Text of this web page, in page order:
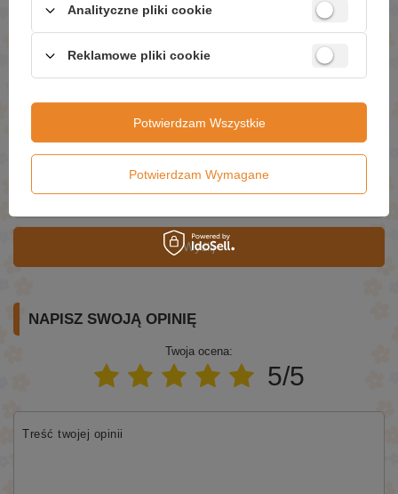
szybko jak tylko będzie to możliwe. Dane są przetwarzane zgodnie z
polityką prywatności. Przesyłając je, akceptujesz jej postanowienia.
Wyślij
NAPISZ SWOJĄ OPINIĘ
Twoja ocena:
5/5
Treść twojej opinii
Analityczne pliki cookie
Reklamowe pliki cookie
Potwierdzam Wymagane
Potwierdzam Wszystkie